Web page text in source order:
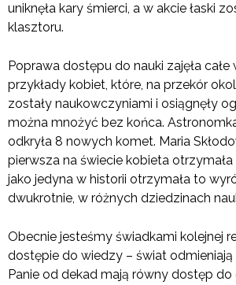
uniknęła kary śmierci, a w akcie łaski
klasztoru.
Poprawa dostępu do nauki zajęła
przykłady kobiet, które, na przekór
zostały naukowczyniami i osiągnęły
można mnożyć bez końca.
odkryła 8 nowych komet. Maria
pierwsza na świecie kobieta
jako jedyna w historii otrzymała to
dwukrotnie, w różnych dziedzinach
Obecnie jesteśmy świadkami kolejnej
dostępie do wiedzy – świat
Panie od dekad mają równy dostęp do